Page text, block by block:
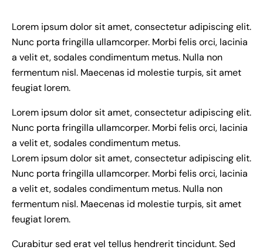
Lorem ipsum dolor sit amet, consectetur adipiscing elit.
Nunc porta fringilla ullamcorper. Morbi felis orci, lacinia
a velit et, sodales condimentum metus. Nulla non
fermentum nisl. Maecenas id molestie turpis, sit amet
feugiat lorem.
Lorem ipsum dolor sit amet, consectetur adipiscing elit.
Nunc porta fringilla ullamcorper. Morbi felis orci, lacinia
a velit et, sodales condimentum metus.
Lorem ipsum dolor sit amet, consectetur adipiscing elit.
Nunc porta fringilla ullamcorper. Morbi felis orci, lacinia
a velit et, sodales condimentum metus. Nulla non
fermentum nisl. Maecenas id molestie turpis, sit amet
feugiat lorem.
Curabitur sed erat vel tellus hendrerit tincidunt. Sed